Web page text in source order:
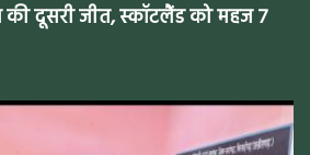
की दूसरी जीत, स्कॉटलैंड को महज 7